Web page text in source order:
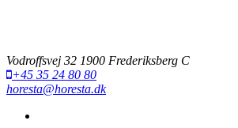
Vodroffsvej 32 1900 Frederiksberg C
+45 35 24 80 80
horesta@horesta.dk